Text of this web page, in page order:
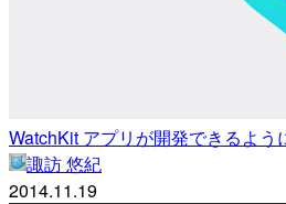
WatchKit アプリが開発できるよう
諏訪 悠紀
2014.11.19